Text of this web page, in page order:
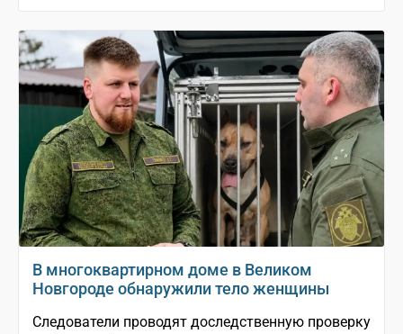
В многоквартирном доме в Великом
Новгороде обнаружили тело женщины
Следователи проводят доследственную проверку